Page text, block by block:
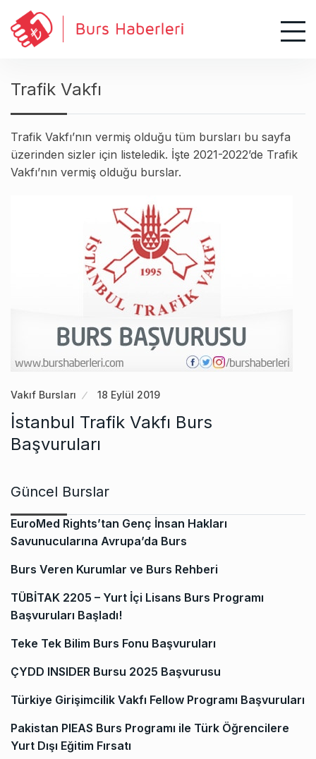
Trafik Vakfı
Trafik Vakfı’nın vermiş olduğu tüm bursları bu sayfa
üzerinden sizler için listeledik. İşte 2021-2022’de Trafik
Vakfı’nın vermiş olduğu burslar.
Vakıf Bursları 18 Eylül 2019
İstanbul Trafik Vakfı Burs
Başvuruları
Güncel Burslar
EuroMed Rights’tan Genç İnsan Hakları
Savunucularına Avrupa’da Burs
Burs Veren Kurumlar ve Burs Rehberi
TÜBİTAK 2205 – Yurt İçi Lisans Burs Programı
Başvuruları Başladı!
Teke Tek Bilim Burs Fonu Başvuruları
ÇYDD INSIDER Bursu 2025 Başvurusu
Türkiye Girişimcilik Vakfı Fellow Programı Başvuruları
Pakistan PIEAS Burs Programı ile Türk Öğrencilere
Yurt Dışı Eğitim Fırsatı